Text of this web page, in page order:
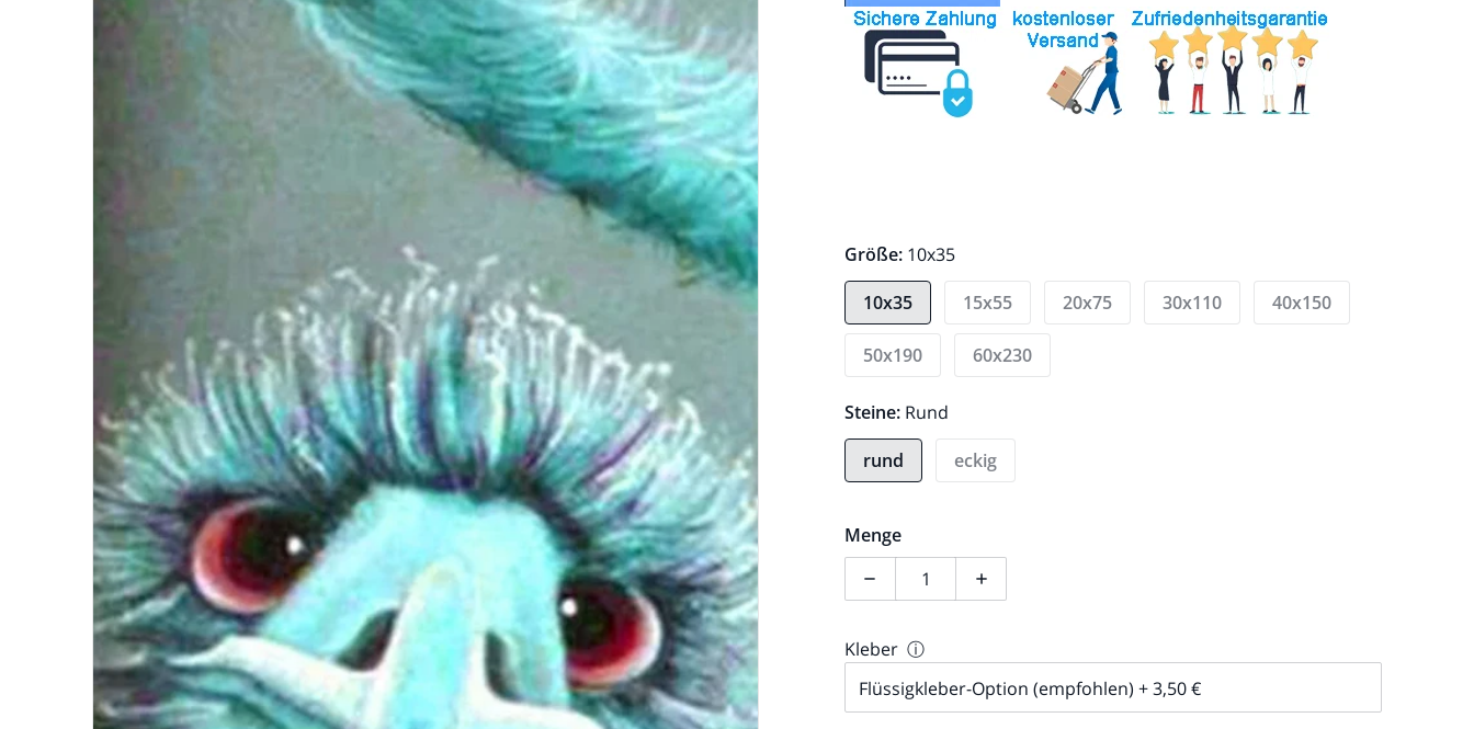
Medium 1 in Galerieansicht öffnen
Größe: 10x35
10x35
15x55 20x75 30x110 40x150
50x190 60x230
Steine: Rund
rund
eckig
Menge
Menge für Lustiges Trio/01 08-001-002 verringern
Menge für Lustiges Trio/01 08-001-002 erhöhen
Kleber ⓘ